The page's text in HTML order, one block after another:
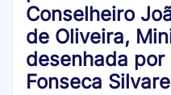
Conselheiro
de Oliveira,
desenhada por
Fonseca